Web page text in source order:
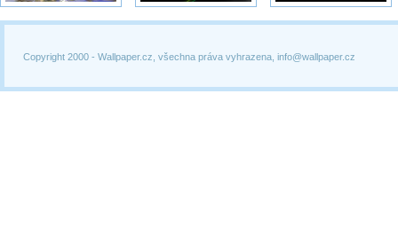
Copyright 2000 - Wallpaper.cz, všechna práva vyhrazena, info@wallpaper.cz